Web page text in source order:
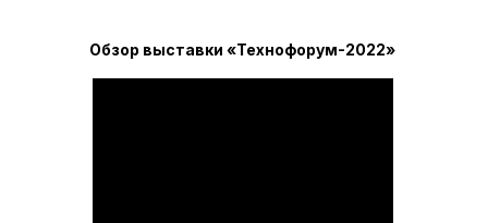
Обзор выставки «Технофорум-2022»